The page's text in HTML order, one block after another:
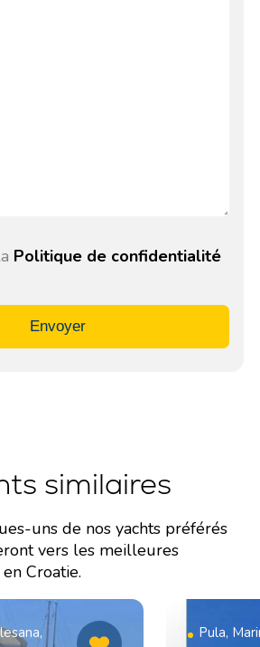
Politique de confidentialité
Envoyer
similaires
uns de nos yachts préférés
vers les meilleures
Croatie.
Pula,